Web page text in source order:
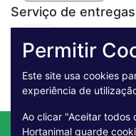
Serviço de entregas
Pagamento Seguro
Contactos
Permitir
Este site usa cookies
experiência de
Ao clicar "Aceitar todos
Hortanimal guarde